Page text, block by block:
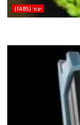
‫יצור (‪(FABS‬‬